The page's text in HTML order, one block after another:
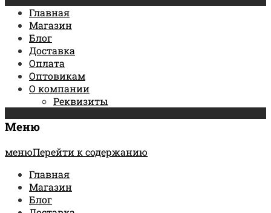
Главная
Магазин
Блог
Доставка
Оплата
Оптовикам
О компании
Реквизиты
Меню
менюПерейти к содержанию
Главная
Магазин
Блог